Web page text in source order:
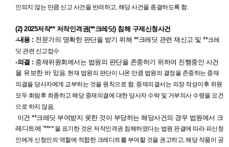
인되지 않는 만큼 신고 사건을 반려하고, 해당 사건을 종결하도록 함.
(2) 2025저작** 저작인격권(**크레딧) 침해 구제신청사건
-내용 : 전문가의 명확한 판단을 받기 위해 **크레딧 관련 재신고 및 **크레
딧 관련 신고접수
-의결 : 중재위원회에서는 법원의 판단을 존중하기 위하여 진행중인 사건
을 유보한 바 있 음. 현재 법원의 판단이 나온 만큼 법원의 결정을 존중하는 중재
의결을 당사자에게 교부하는 것을 원칙으로 함. 중재의결서는 의장 작성이후 위원
모두 회람후 최종하고 해당 중재의결에 대한 당사자 수락 및 거부의사 수령을 요건
으로 하지 않음.
이건 **크레딧 부여받지 못한 것이 부당하는 해당사건의 경우 법원에서 크
레디트에 ‘****’을 표기한 것은 저작인격권 침해하였다는 법원 판결에 따라 피신청
인에게 신청인의 역할에 적합한 크레디트를 부여할 것을 권고하고, 해당 작품이 공